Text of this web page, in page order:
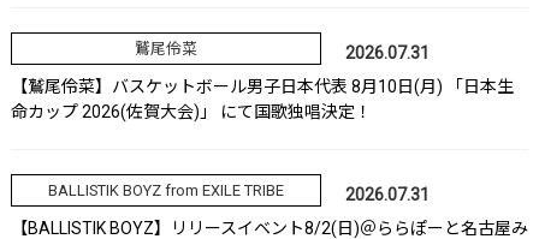
鷲尾伶菜
2026.07.31
【鷲尾伶菜】バスケットボール男子日本代表 8月10日(月) 「日本生
命カップ 2026(佐賀大会)」 にて国歌独唱決定！
BALLISTIK BOYZ from EXILE TRIBE
2026.07.31
【BALLISTIK BOYZ】リリースイベント8/2(日)＠ららぽーと名古屋み